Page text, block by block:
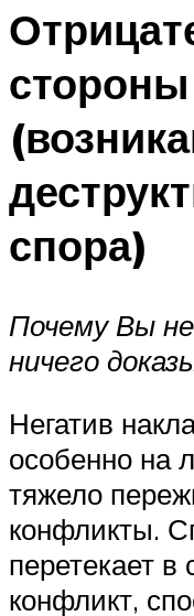
спора)
Почему Вы
ничего
Негатив
особенно на
тяжело
конфликты.
перетекает
конфликт,